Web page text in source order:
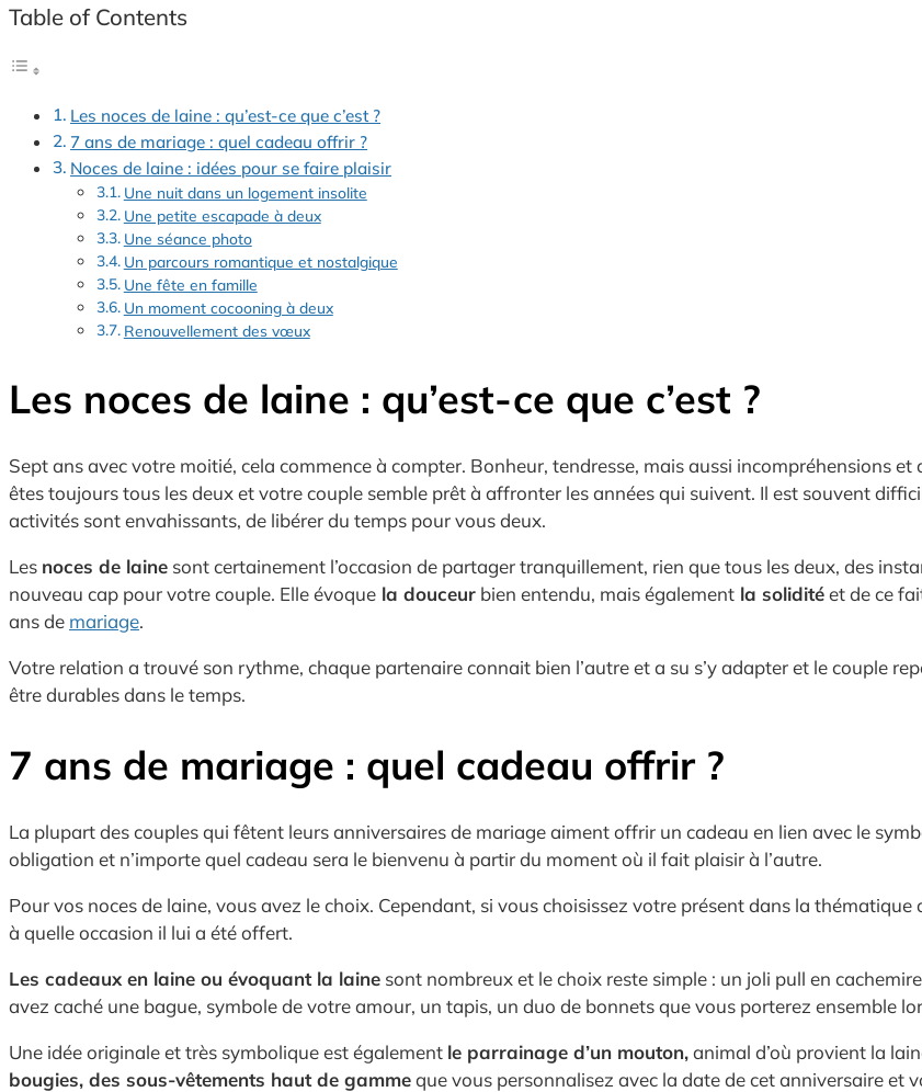
Table of Contents
Les noces de laine : qu’est-ce que c’est ?
7 ans de mariage : quel cadeau offrir ?
Noces de laine : idées pour se faire plaisir
Une nuit dans un logement insolite
Une petite escapade à deux
Une séance photo
Un parcours romantique et nostalgique
Une fête en famille
Un moment cocooning à deux
Renouvellement des vœux
Les noces de laine : qu’est-ce que c’est ?
Sept ans avec votre moitié, cela commence à compter. Bonheur, tendresse, mais aussi incompréhensions
êtes toujours tous les deux et votre couple semble prêt à affronter les années qui suivent. Il est souvent
activités sont envahissants, de libérer du temps pour vous deux.
Les noces de laine sont certainement l’occasion de partager tranquillement, rien que tous les deux, des
nouveau cap pour votre couple. Elle évoque la douceur bien entendu, mais également la soliditéet de ce
ans de mariage.
Votre relation a trouvé son rythme, chaque partenaire connait bien l’autre et a su s’y adapter et le couple
être durables dans le temps.
7 ans de mariage : quel cadeau offrir ?
La plupart des couples qui fêtent leurs anniversaires de mariage aiment offrir un cadeau en lien avec le
obligation et n’importe quel cadeau sera le bienvenu à partir du moment où il fait plaisir à l’autre.
Pour vos noces de laine, vous avez le choix. Cependant, si vous choisissez votre présent dans la
à quelle occasion il lui a été offert.
Les cadeaux en laine ou évoquant la laine sont nombreux et le choix reste simple : un joli pull en
avez caché une bague, symbole de votre amour, un tapis, un duo de bonnets que vous porterez ensemble
Une idée originale et très symbolique est également le parrainage d’un mouton,animal d’où provient la
bougies, des sous-vêtements haut de gammeque vous personnalisez avec la date de cet anniversaire et